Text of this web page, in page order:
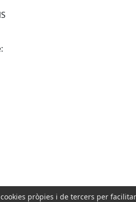
pròpies i de tercers per